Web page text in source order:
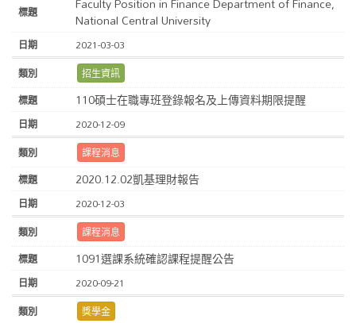
National Central University
2021-03-03
招生資訊
110碩士在職專班登錄報名及上傳資料期限提醒
2020-12-09
課程消息
2020.12.02凱基理財報告
2020-12-03
課程消息
1091選課系統確認課程提醒公告
2020-09-21
獎學金